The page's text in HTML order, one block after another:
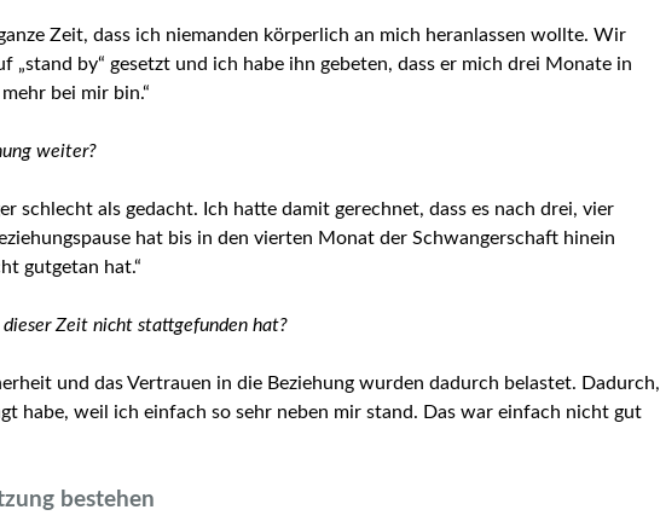
Zeit, dass ich niemanden körperlich an mich heranlassen wollte. Wir
„stand by“ gesetzt und ich habe ihn gebeten, dass er mich drei Monate in
bei mir bin.“
weiter?
schlecht als gedacht. Ich hatte damit gerechnet, dass es nach drei, vier
hat bis in den vierten Monat der Schwangerschaft hinein
gutgetan hat.“
Zeit nicht stattgefunden hat?
und das Vertrauen in die Beziehung wurden dadurch belastet. Dadurch,
habe, weil ich einfach so sehr neben mir stand. Das war einfach nicht gut
bestehen